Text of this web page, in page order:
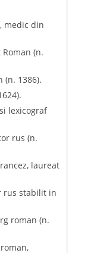
medic din
(n.
(n. 1386).
lexicograf
rus (n.
laureat
rus stabilit in
roman (n.